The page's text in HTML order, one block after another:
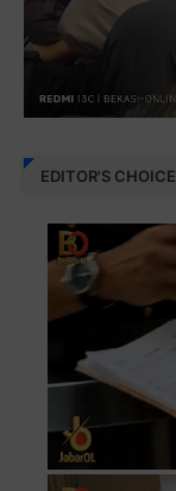
EDITOR'S CHOICE